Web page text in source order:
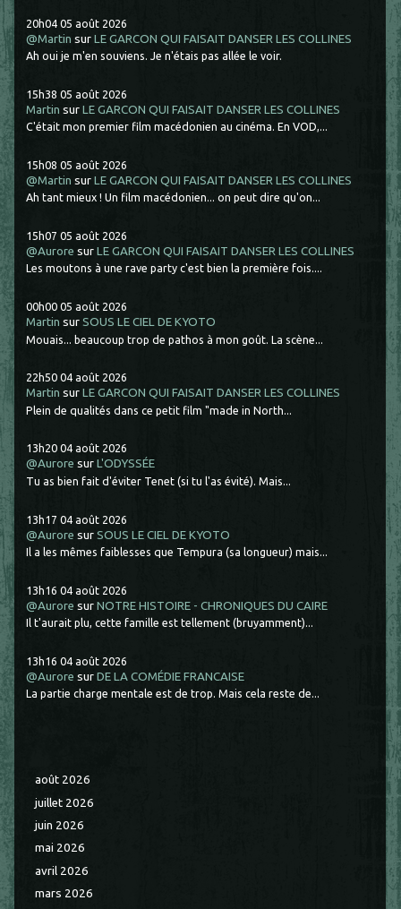
20h04 05 août 2026
@Martin surLE GARCON QUI FAISAIT DANSER LES COLLINES
Ah oui je m'en souviens. Je n'étais pas allée le voir.
15h38 05 août 2026
Martin surLE GARCON QUI FAISAIT DANSER LES COLLINES
C'était mon premier film macédonien au cinéma. En VOD,...
15h08 05 août 2026
@Martin surLE GARCON QUI FAISAIT DANSER LES COLLINES
Ah tant mieux ! Un film macédonien... on peut dire qu'on...
15h07 05 août 2026
@Aurore surLE GARCON QUI FAISAIT DANSER LES COLLINES
Les moutons à une rave party c'est bien la première fois....
00h00 05 août 2026
Martin surSOUS LE CIEL DE KYOTO
Mouais... beaucoup trop de pathos à mon goût. La scène...
22h50 04 août 2026
Martin surLE GARCON QUI FAISAIT DANSER LES COLLINES
Plein de qualités dans ce petit film "made in North...
13h20 04 août 2026
@Aurore surL'ODYSSÉE
Tu as bien fait d'éviter Tenet (si tu l'as évité). Mais...
13h17 04 août 2026
@Aurore surSOUS LE CIEL DE KYOTO
Il a les mêmes faiblesses que Tempura (sa longueur) mais...
13h16 04 août 2026
@Aurore surNOTRE HISTOIRE - CHRONIQUES DU CAIRE
Il t'aurait plu, cette famille est tellement (bruyamment)...
13h16 04 août 2026
@Aurore surDE LA COMÉDIE FRANCAISE
La partie charge mentale est de trop. Mais cela reste de...
août 2026
juillet 2026
juin 2026
mai 2026
avril 2026
mars 2026